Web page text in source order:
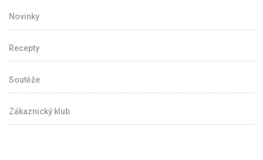
Novinky
Recepty
Soutěže
Zákaznický klub